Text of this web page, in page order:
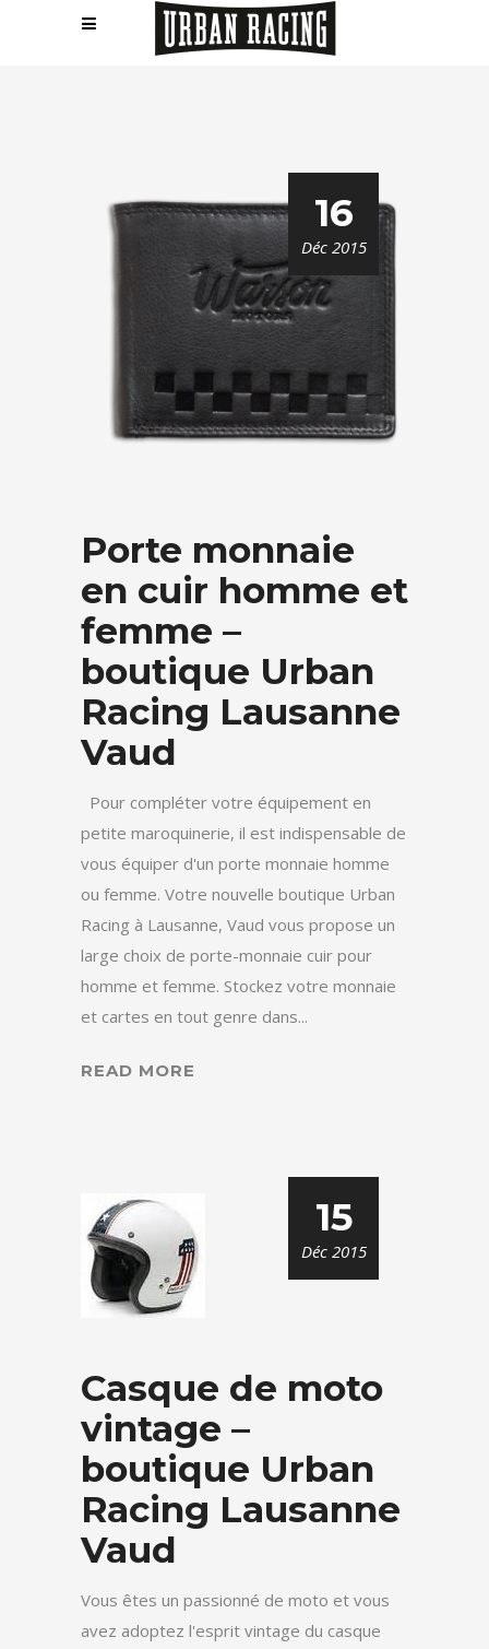
16
Déc 2015
Porte monnaie
en cuir homme et
femme –
boutique Urban
Racing Lausanne
Vaud
Pour compléter votre équipement en
petite maroquinerie, il est indispensable de
vous équiper d'un porte monnaie homme
ou femme. Votre nouvelle boutique Urban
Racing à Lausanne, Vaud vous propose un
large choix de porte-monnaie cuir pour
homme et femme. Stockez votre monnaie
et cartes en tout genre dans...
READ MORE
15
Déc 2015
Casque de moto
vintage –
boutique Urban
Racing Lausanne
Vaud
Vous êtes un passionné de moto et vous
avez adoptez l'esprit vintage du casque